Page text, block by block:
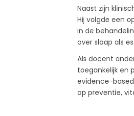
Naast zijn
Hij volgde een
in de
over slaap als
Als docent
toegankelijk en
evidence-
op preventie,